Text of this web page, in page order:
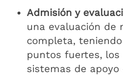
Admisión y
una evaluación de
completa,
puntos fuertes, los
sistemas de apoyo